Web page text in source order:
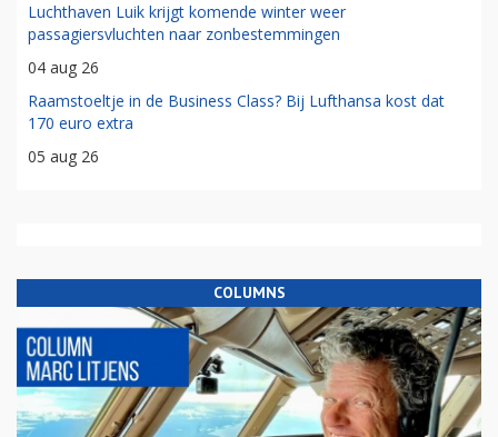
Luchthaven Luik krijgt komende winter weer
passagiersvluchten naar zonbestemmingen
04 aug 26
Raamstoeltje in de Business Class? Bij Lufthansa kost dat
170 euro extra
05 aug 26
COLUMNS